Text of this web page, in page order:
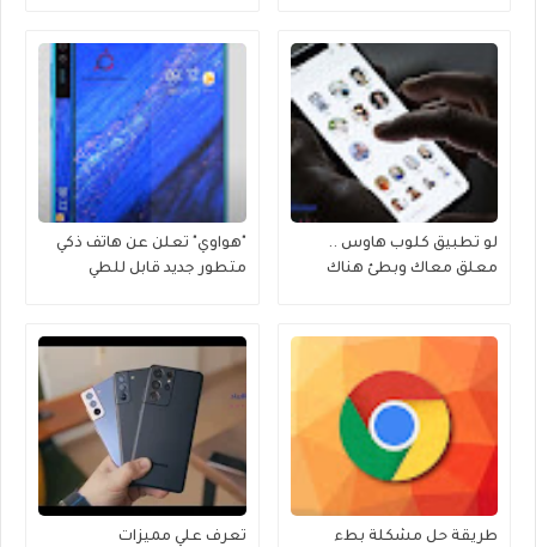
لو تطبيق كلوب هاوس ..
معلق معاك وبطئ هناك
"هواوي" تعلن عن هاتف ذكي
متطور جديد قابل للطي
طريقة حل مشكلة بطء
تعرف علي مميزات